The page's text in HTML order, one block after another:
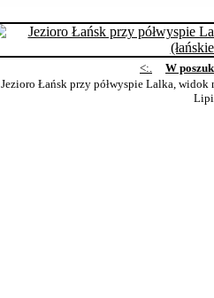
<:.
W
Jezioro Łańsk przy półwyspie Lalka, widok